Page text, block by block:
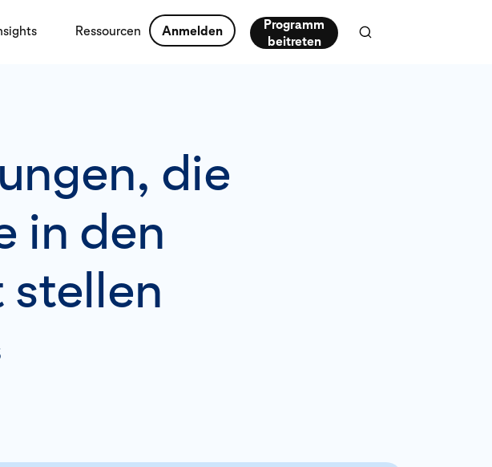
Ressourcen Anmelden
Programm
beitreten
die
in den